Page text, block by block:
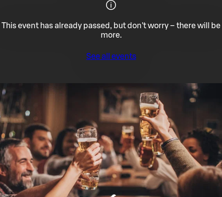
This event has already passed, but don't worry – there will be
more.
See all events